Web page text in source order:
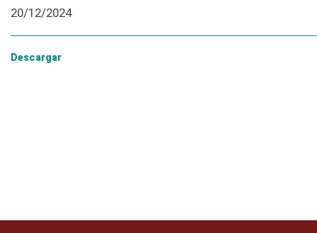
20/12/2024
Descargar